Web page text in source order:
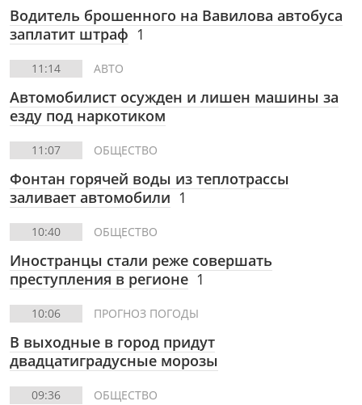
Водитель брошенного на Вавилова автобуса
заплатит штраф 1
11:14 АВТО
Автомобилист осужден и лишен машины за
езду под наркотиком
11:07 ОБЩЕСТВО
Фонтан горячей воды из теплотрассы
заливает автомобили 1
10:40 ОБЩЕСТВО
Иностранцы стали реже совершать
преступления в регионе 1
10:06 ПРОГНОЗ ПОГОДЫ
В выходные в город придут
двадцатиградусные морозы
09:36 ОБЩЕСТВО